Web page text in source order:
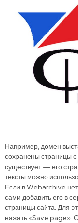
Например, домен
сохранены страницы с
существует — его
тексты можно
Если в Webarchive
сами добавить его в
страницы сайта. Для
нажать «Save page».